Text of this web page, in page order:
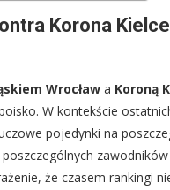
Korona
Wrocław a Koroną
W kontekście
pojedynki na
że czasem rankingi